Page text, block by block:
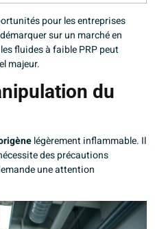
pour les entreprises
sur un marché en
fluides à faible PRP peut
majeur.
du
légèrement inflammable. Il
des précautions
une attention